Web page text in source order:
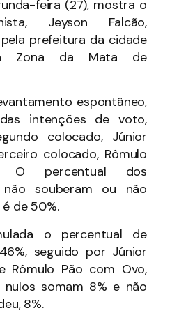
feira (27), mostra o
Jeyson Falcão,
prefeitura da cidade
Zona da Mata de
espontâneo,
intenções de voto,
colocado, Júnior
colocado, Rômulo
O percentual dos
souberam ou não
de 50%.
o percentual de
seguido por Júnior
Rômulo Pão com Ovo,
nulos somam 8% e não
8%.